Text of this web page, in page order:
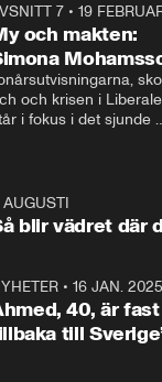
7• 19
och makten:
och krisen i
i fokus i det sjunde
My
ställer
och
till svars.
blir vädret där
• 16 JAN. 2025
40, är fast
till